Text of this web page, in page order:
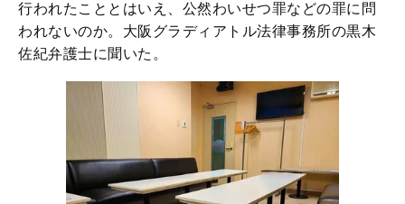
行われたこととはいえ、公然わいせつ罪などの罪に問
われないのか。大阪グラディアトル法律事務所の黒木
佐紀弁護士に聞いた。